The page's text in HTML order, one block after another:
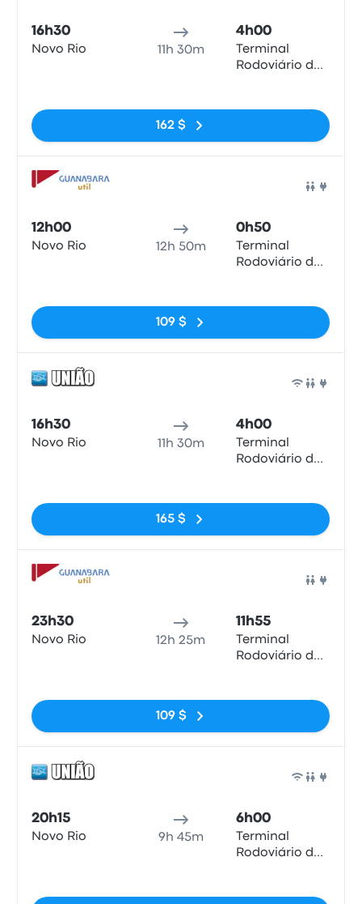
16h30
Novo Rio 11h 30m
4h00
Terminal
Rodoviário de
162 $
12h00
Novo Rio 12h 50m
0h50
Terminal
Rodoviário de
109 $
16h30
Novo Rio 11h 30m
4h00
Terminal
Rodoviário de
165 $
23h30
Novo Rio 12h 25m
11h55
Terminal
Rodoviário de
109 $
20h15
Novo Rio 9h 45m
6h00
Terminal
Rodoviário de